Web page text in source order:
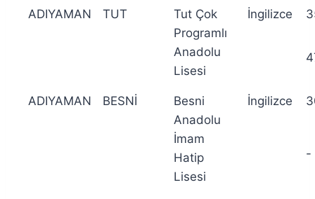
ADIYAMAN TUT
Tut Çok
Programlı
Anadolu
Lisesi
İngilizce
ADIYAMAN BESNİ
Besni
Anadolu
İmam
Hatip
Lisesi
İngilizce
-